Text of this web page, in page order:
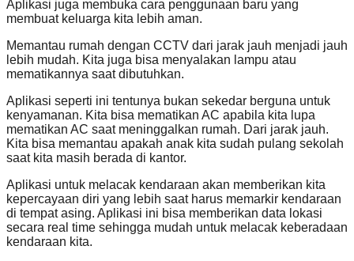
Aplikasi juga membuka cara penggunaan baru yang
membuat keluarga kita lebih aman.
Memantau rumah dengan CCTV dari jarak jauh menjadi jauh
lebih mudah. Kita juga bisa menyalakan lampu atau
mematikannya saat dibutuhkan.
Aplikasi seperti ini tentunya bukan sekedar berguna untuk
kenyamanan. Kita bisa mematikan AC apabila kita lupa
mematikan AC saat meninggalkan rumah. Dari jarak jauh.
Kita bisa memantau apakah anak kita sudah pulang sekolah
saat kita masih berada di kantor.
Aplikasi untuk melacak kendaraan akan memberikan kita
kepercayaan diri yang lebih saat harus memarkir kendaraan
di tempat asing. Aplikasi ini bisa memberikan data lokasi
secara real time sehingga mudah untuk melacak keberadaan
kendaraan kita.